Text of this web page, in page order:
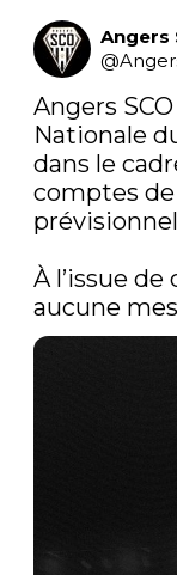
Angers
@
Angers
Nationale
dans le
comptes
À l’issue
aucune